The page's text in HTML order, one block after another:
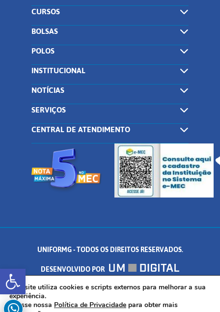
Abrir a barra de ferramentas
CURSOS
BOLSAS
POLOS
INSTITUCIONAL
NOTÍCIAS
SERVIÇOS
CENTRAL DE ATENDIMENTO
UNIFORMG - TODOS OS DIREITOS RESERVADOS.
DESENVOLVIDO POR
AV. DR. ARNALDO DE SENNA, 328 - PALMEIRAS, FORMIGA/MG - CEP:
35.574.530
Este site utiliza cookies e scripts externos para melhorar a sua
experiência.
Acesse nossa Política de Privacidade para obter mais